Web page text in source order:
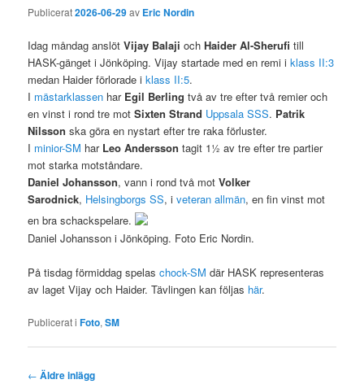
Publicerat2026-06-29av Eric Nordin
Idag måndag anslötVijay Balaji ochHaider Al-Sherufi till
HASK-gänget i Jönköping. Vijay startade med en remi iklass II:3
medan Haider förlorade iklass II:5.
I mästarklassen har Egil Berlingtvå av tre efter två remier och
en vinst i rond tre motSixten Strand Uppsala SSS. Patrik
Nilsson ska göra en nystart efter tre raka förluster.
I minior-SM har Leo Andersson tagit 1½ av tre efter tre partier
mot starka motståndare.
Daniel Johansson, vann i rond två motVolker
Sarodnick, Helsingborgs SS, iveteran allmän, en fin vinst mot
en bra schackspelare.
Daniel Johansson i Jönköping. Foto Eric Nordin.
På tisdag förmiddag spelaschock-SM där HASK representeras
av laget Vijay och Haider. Tävlingen kan följas här.
Publicerat i Foto,SM
Inläggsnavigering
← Äldre inlägg